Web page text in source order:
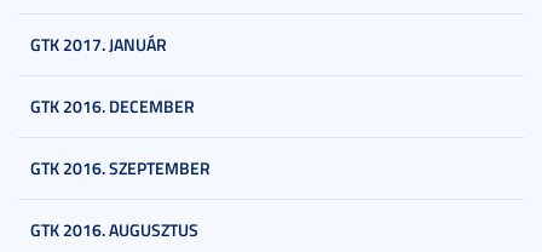
GTK 2017. JANUÁR
GTK 2016. DECEMBER
GTK 2016. SZEPTEMBER
GTK 2016. AUGUSZTUS